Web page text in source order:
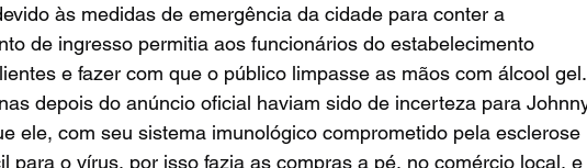
às medidas de emergência da cidade para conter a
de ingresso permitia aos funcionários do estabelecimento
e fazer com que o público limpasse as mãos com álcool gel.
ele, com seu sistema imunológico comprometido pela esclerose
para o vírus, por isso fazia as compras a pé, no comércio local, e